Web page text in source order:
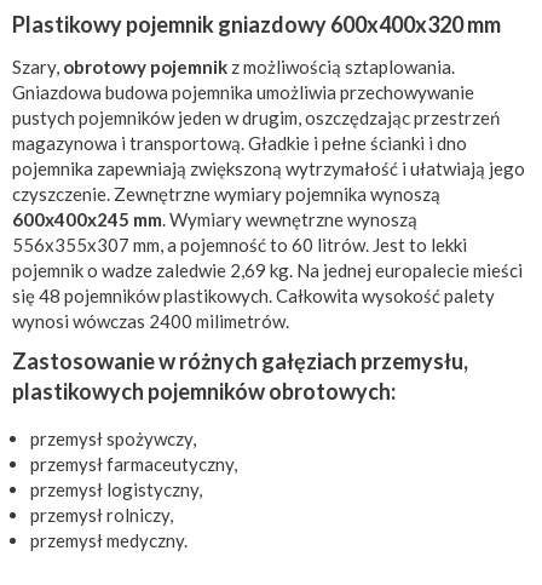
Plastikowy pojemnik gniazdowy 600x400x320 mm
Szary, obrotowy pojemnik z możliwością sztaplowania.
Gniazdowa budowa pojemnika umożliwia przechowywanie
pustych pojemników jeden w drugim, oszczędzając przestrzeń
magazynowa i transportową. Gładkie i pełne ścianki i dno
pojemnika zapewniają zwiększoną wytrzymałość i ułatwiają jego
czyszczenie. Zewnętrzne wymiary pojemnika wynoszą
600x400x245 mm. Wymiary wewnętrzne wynoszą
556x355x307 mm, a pojemność to 60 litrów. Jest to lekki
pojemnik o wadze zaledwie 2,69 kg. Na jednej europalecie mieści
się 48 pojemników plastikowych. Całkowita wysokość palety
wynosi wówczas 2400 milimetrów.
Zastosowanie w różnych gałęziach przemysłu,
plastikowych pojemników obrotowych:
przemysł spożywczy,
przemysł farmaceutyczny,
przemysł logistyczny,
przemysł rolniczy,
przemysł medyczny.